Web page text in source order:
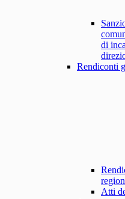
di
Rendiconti
Atti